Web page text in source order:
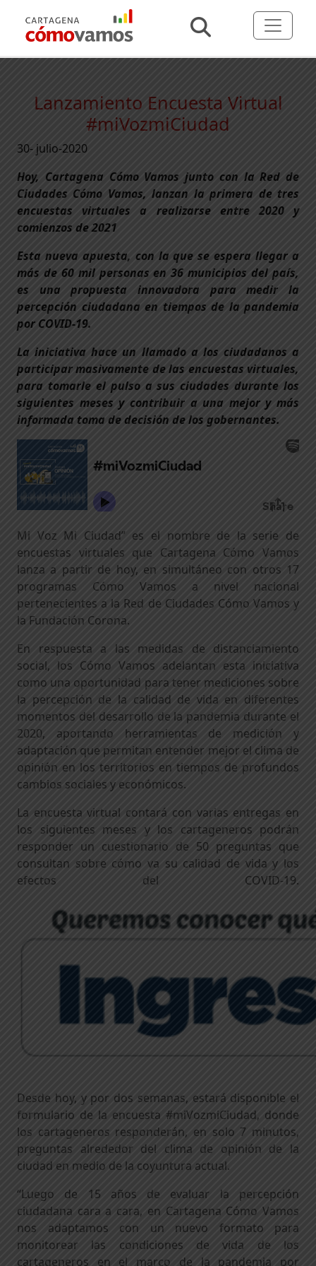
Lanzamiento Encuesta Virtual
#miVozmiCiudad
30- julio-2020
Hoy, Cartagena Cómo Vamos junto con la Red de
Ciudades Cómo Vamos, lanzan la primera de tres
encuestas virtuales a realizarse entre 2020 y
comienzos de 2021
Esta nueva apuesta, con la que se espera llegar a
más de 60 mil personas en 36 municipios del país,
es una propuesta innovadora para medir la
percepción ciudadana en tiempos de la pandemia
por COVID-19.
La iniciativa hace un llamado a los ciudadanos a
participar masivamente de las encuestas virtuales,
para tomarle el pulso a sus ciudades durante los
siguientes meses y contribuir a una mejor y más
informada toma de decisión de los gobernantes.
Mi Voz Mi Ciudad” es el nombre de la serie de
encuestas virtuales que Cartagena Cómo Vamos
lanza a partir de hoy, en simultáneo con otros 17
programas Cómo Vamos a nivel nacional
pertenecientes a la Red de Ciudades Cómo Vamos y
la Fundación Corona.
En respuesta a las medidas de distanciamiento
social, los Cómo Vamos adelantan esta iniciativa
como una oportunidad para tener mediciones sobre
la percepción de la calidad de vida en diferentes
momentos del desarrollo de la pandemia durante el
2020, aportando herramientas de medición y
adaptación que permitan entender mejor el clima de
opinión en los territorios en tiempos de profundos
cambios sociales y económicos.
La encuesta virtual contará con varias entregas en
los siguientes meses y los cartageneros podrán
responder un cuestionario de 50 preguntas que
consultan sobre cómo va su calidad de vida y los
efectos del COVID-19.
Desde hoy, y por dos semanas, estará disponible el
formulario de la encuesta #miVozmiCiudad, donde
los cartageneros responderán, en solo 7 minutos,
preguntas alrededor del clima de opinión de la
ciudad en medio de la coyuntura actual.
“Luego de 15 años de evaluar la percepción
ciudadana cara a cara, en Cartagena Cómo Vamos
nos adaptamos con un nuevo formato para
monitorear las condiciones de vida de los
cartageneros en el marco de la pandemia por